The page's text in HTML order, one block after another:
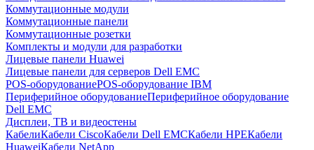
Коммутационные модули
Коммутационные панели
Коммутационные розетки
Комплекты и модули для разработки
Лицевые панели Huawei
Лицевые панели для серверов Dell EMC
POS-оборудованиеPOS-оборудование IBM
Периферийное оборудованиеПериферийное оборудование
Dell EMC
Дисплеи, ТВ и видеостены
КабелиКабели CiscoКабели Dell EMCКабели HPEКабели
HuaweiКабели NetApp